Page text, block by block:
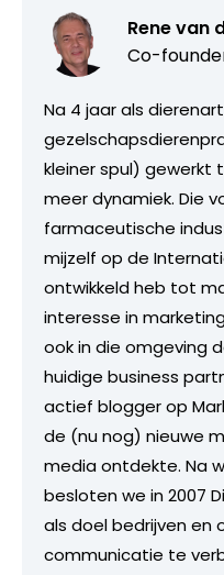
Rene van
Co-
Na 4 jaar als
kleiner spul) gewerkt
meer dynamiek. Die
farmaceutische
mijzelf op de
ontwikkeld heb tot
interesse in
ook in die omgeving
huidige business
actief blogger op
de (nu nog) nieuwe
media ontdekte. Na
besloten we in 2007
als doel bedrijven en
communicatie te